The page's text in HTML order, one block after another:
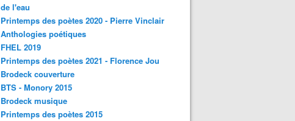
de l'eau
Printemps des poètes 2020 - Pierre Vinclair
Anthologies poétiques
FHEL 2019
Printemps des poètes 2021 - Florence Jou
Brodeck couverture
BTS - Monory 2015
Brodeck musique
Printemps des poètes 2015